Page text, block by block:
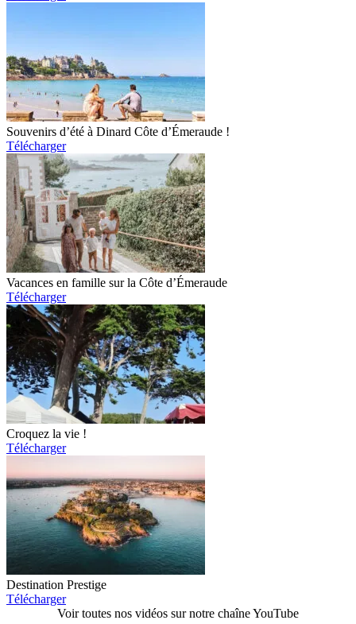
Souvenirs d’été à Dinard Côte d’Émeraude !
Télécharger
Vacances en famille sur la Côte d’Émeraude
Télécharger
Croquez la vie !
Télécharger
Destination Prestige
Télécharger
Voir toutes nos vidéos sur notre chaîne YouTube